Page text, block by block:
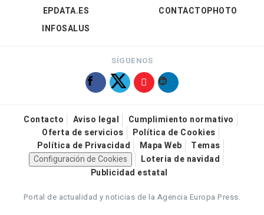
EPDATA.ES
INFOSALUS
CONTACTOPHOTO
SÍGUENOS
Contacto Aviso legal
Cumplimiento normativo
Oferta de servicios
Política de Cookies
Política de Privacidad
Mapa Web
Temas
Configuración de Cookies
Loteria de navidad
Publicidad estatal
Portal de actualidad y noticias de la Agencia Europa Press.